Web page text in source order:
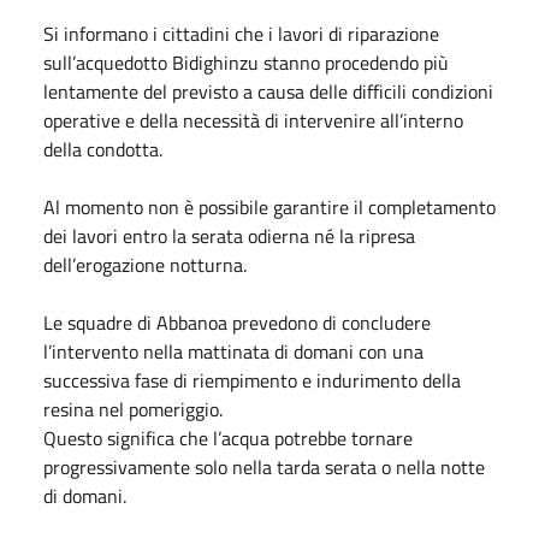
Si informano i cittadini che i lavori di riparazione
sull’acquedotto Bidighinzu stanno procedendo più
lentamente del previsto a causa delle difficili condizioni
operative e della necessità di intervenire all’interno
della condotta.
Al momento non è possibile garantire il completamento
dei lavori entro la serata odierna né la ripresa
dell’erogazione notturna.
Le squadre di Abbanoa prevedono di concludere
l’intervento nella mattinata di domani con una
successiva fase di riempimento e indurimento della
resina nel pomeriggio.
Questo significa che l’acqua potrebbe tornare
progressivamente solo nella tarda serata o nella notte
di domani.